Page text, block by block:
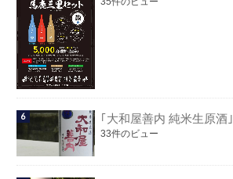
｢大和屋善内 純米生原酒｣
33件のビュー